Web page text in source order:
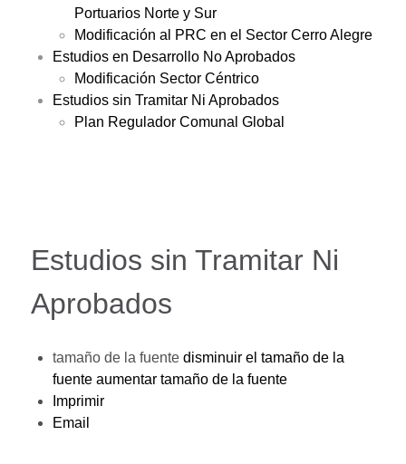
Portuarios Norte y Sur
Modificación al PRC en el Sector Cerro Alegre
Estudios en Desarrollo No Aprobados
Modificación Sector Céntrico
Estudios sin Tramitar Ni Aprobados
Plan Regulador Comunal Global
Estudios sin Tramitar Ni
Aprobados
tamaño de la fuente disminuir el tamaño de la
fuente aumentar tamaño de la fuente
Imprimir
Email